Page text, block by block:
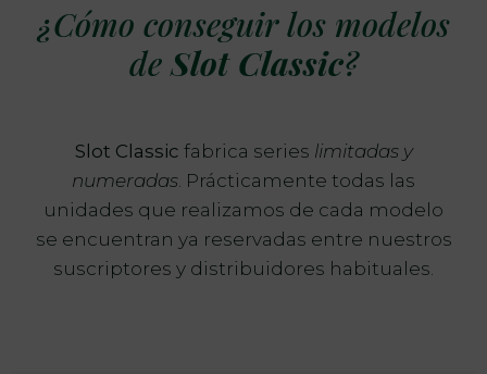
¿Cómo conseguir los modelos
de Slot Classic?
Slot Classic fabrica series limitadas y
numeradas . Prácticamente todas las
unidades que realizamos de cada modelo
se encuentran ya reservadas entre nuestros
suscriptores y distribuidores habituales.